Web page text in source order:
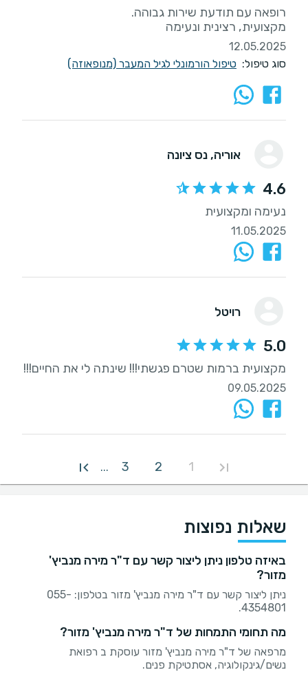
מקצועית, רצינית ונעימה
12.05.2025
סוג טיפול: טיפול הורמונלי לגיל המעבר (מנופאוזה)
אוריה, נס ציונה
4.6
נעימה ומקצועית
11.05.2025
רויטל
5.0
מקצועית ברמות שטרם פגשתי!!! שינתה לי את החיים!!!
09.05.2025
1
2
3
...
שאלות נפוצות
באיזה טלפון ניתן ליצור קשר עם ד"ר מירה מנביץ'
מזור?
ניתן ליצור קשר עם ד"ר מירה מנביץ' מזור בטלפון: 055-
4354801.
מה תחומי התמחות של ד"ר מירה מנביץ' מזור?
מרפאה של ד"ר מירה מנביץ' מזור עוסקת ב רפואת
נשים/גינקולוגיה, אסתטיקת פנים.